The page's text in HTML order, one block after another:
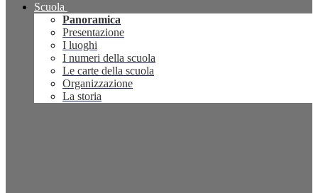
Scuola
Panoramica
Presentazione
I luoghi
I numeri della scuola
Le carte della scuola
Organizzazione
La storia